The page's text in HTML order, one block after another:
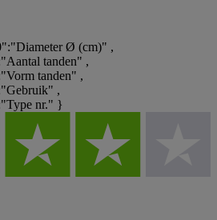
Ø (cm)" ,
tanden" ,
tanden" ,
,
nr." }